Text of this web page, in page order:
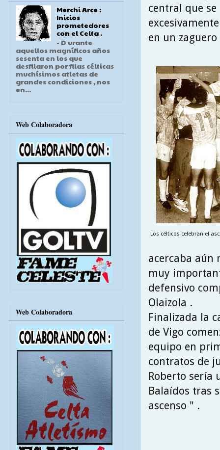
central que
en un
Los célticos celebran el
acercaba aún
muy
defensivo
Olaizola .
Finalizada la
de Vigo
equipo en
contratos de
Roberto sería
Balaídos tras
ascenso " .
Merchi Arce :
Inicios
prometedores
con el Celta .
- D urante
aquellos magníficos años
sesenta en los que
desfilaron por filas célticas
muchísimos atletas de
grandes condiciones , nos
en...
Web Colaboradora
Web Colaboradora